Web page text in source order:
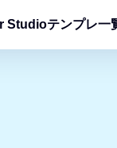
Studioテンプレ一